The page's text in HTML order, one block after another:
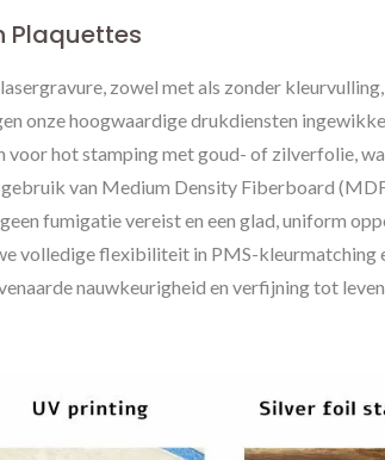
Plaquettes
zowel met als zonder
onze hoogwaardige drukdiensten
voor hot stamping met goud- of zilverfolie,
van Medium Density Fiberboard
fumigatie vereist en een glad, uniform
volledige flexibiliteit in PMS-kleurmatching
nauwkeurigheid en verfijning tot